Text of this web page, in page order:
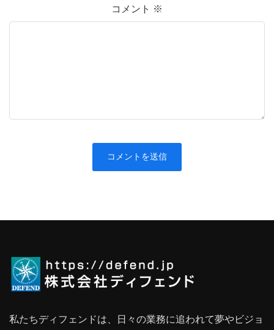
コメント ※
私たちディフェンドは、日々の業務に追われて夢やビジョ